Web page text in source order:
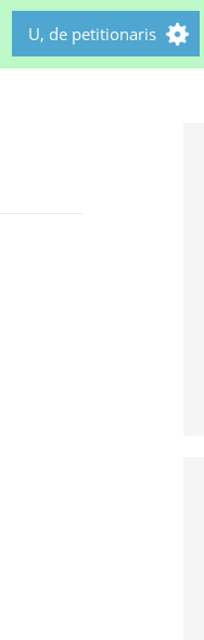
U, de petitionaris